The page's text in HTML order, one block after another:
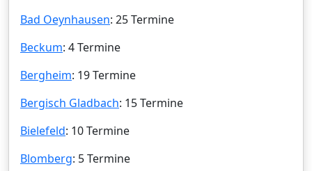
Bad Oeynhausen: 25 Termine
Beckum: 4 Termine
Bergheim: 19 Termine
Bergisch Gladbach: 15 Termine
Bielefeld: 10 Termine
Blomberg: 5 Termine